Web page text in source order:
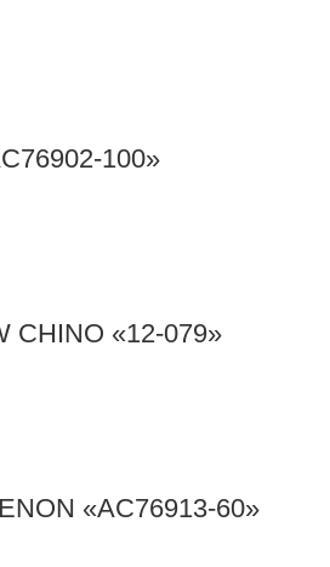
100»
CHINO «12-079»
«AC76913-60»